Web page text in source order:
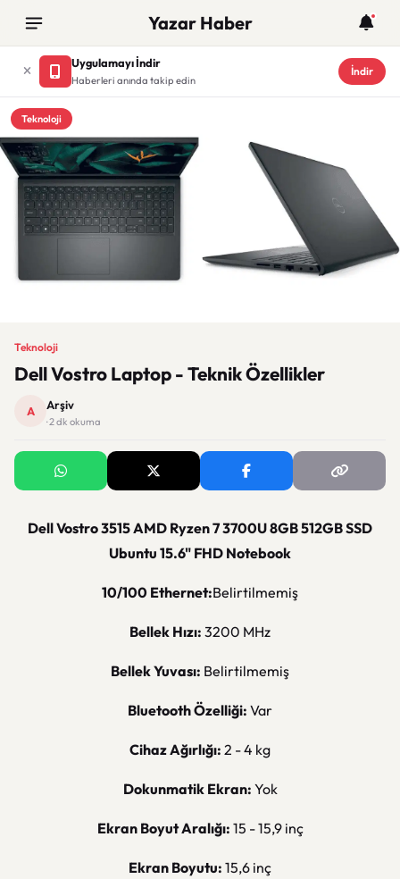
Yazar Haber
Uygulamayı İndir
Haberleri anında takip edin
İndir
Teknoloji
Teknoloji
Dell Vostro Laptop - Teknik Özellikler
A Arşiv
· 2 dk okuma
Dell Vostro 3515 AMD Ryzen 7 3700U 8GB 512GB SSD
Ubuntu 15.6" FHD Notebook
10/100 Ethernet:Belirtilmemiş
Bellek Hızı: 3200 MHz
Bellek Yuvası: Belirtilmemiş
Bluetooth Özelliği: Var
Cihaz Ağırlığı: 2 - 4 kg
Dokunmatik Ekran: Yok
Ekran Boyut Aralığı: 15 - 15,9 inç
Ekran Boyutu: 15,6 inç